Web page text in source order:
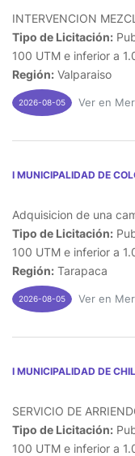
INTERVENCION
Tipo de Licitación:
100 UTM e inferior a
Región: Valparaiso
2026-08-05 Ver en
I MUNICIPALIDAD DE
Adquisicion de una
Tipo de Licitación:
100 UTM e inferior a
Región: Tarapaca
2026-08-05 Ver en
I MUNICIPALIDAD DE
SERVICIO DE
Tipo de Licitación:
100 UTM e inferior a